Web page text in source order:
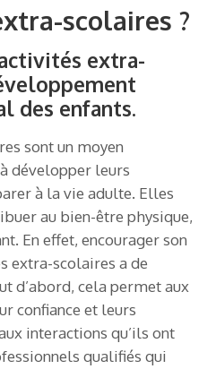
scolaires ?
extra-
des enfants.
sont un moyen
développer leurs
à la vie adulte. Elles
au bien-être physique,
En effet, encourager son
extra-scolaires a de
d’abord, cela permet aux
confiance et leurs
interactions qu’ils ont
qualifiés qui